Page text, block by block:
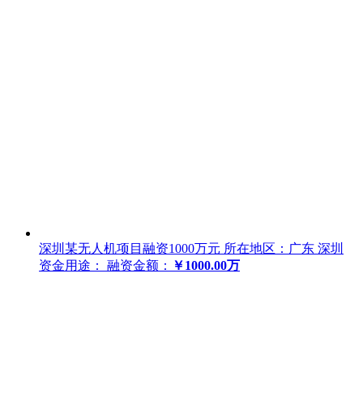
深圳某无人机项目融资1000万元 所在地区：广东 深圳
资金用途：
融资金额： ￥1000.00万